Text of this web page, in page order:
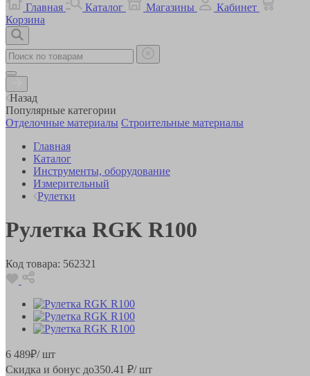
Главная
Каталог Магазины
Кабинет
Корзина
Назад
Популярные категории
Отделочные материалы Строительные материалы
Главная
Каталог
Инструменты, оборудование
Измерительный
Рулетки
Рулетка RGK R100
Код товара: 562321
6 489₽/ шт
Скидка и бонус до350.41 ₽/ шт